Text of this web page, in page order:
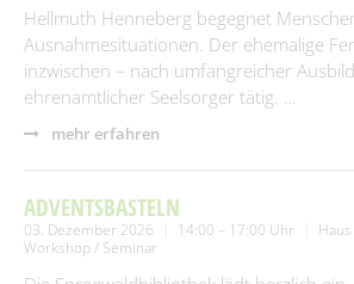
Hellmuth Henneberg begegnet
Ausnahmesituationen. Der ehemalige
inzwischen – nach umfangreicher
ehrenamtlicher Seelsorger tätig. …
mehr erfahren
ADVENTSBASTELN
03. Dezember 2026 14:00 – 17:00 Uhr
Workshop / Seminar